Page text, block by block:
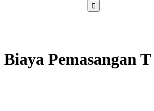
Biaya Pemasangan